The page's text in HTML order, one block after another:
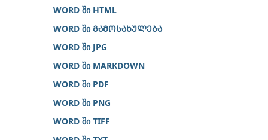
WORD ში HTML
WORD ში ᲒᲐᲛᲝᲡᲐᲮᲣᲚᲔᲑᲐ
WORD ში JPG
WORD ში MARKDOWN
WORD ში PDF
WORD ში PNG
WORD ში TIFF